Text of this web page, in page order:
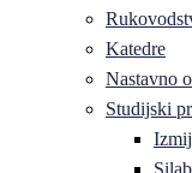
Katedre
Nastavno
Studijski